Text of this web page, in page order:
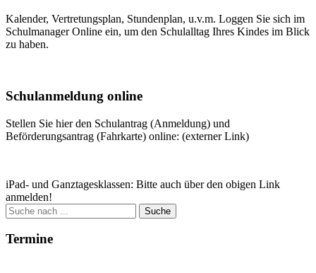
Kalender, Vertretungsplan, Stundenplan, u.v.m. Loggen Sie sich im
Schulmanager Online ein, um den Schulalltag Ihres Kindes im Blick
zu haben.
Schulanmeldung online
Stellen Sie hier den Schulantrag (Anmeldung) und
Beförderungsantrag (Fahrkarte) online: (externer Link)
iPad- und Ganztagesklassen: Bitte auch über den obigen Link
anmelden!
Suche
nach:
Termine